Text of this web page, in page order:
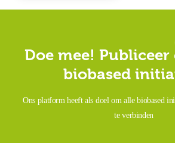
Doe mee!
biobased
Ons platform heeft als doel om alle biobased
te verbinden